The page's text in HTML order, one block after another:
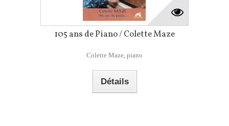
105 ans de Piano / Colette Maze
Colette Maze, piano
Détails